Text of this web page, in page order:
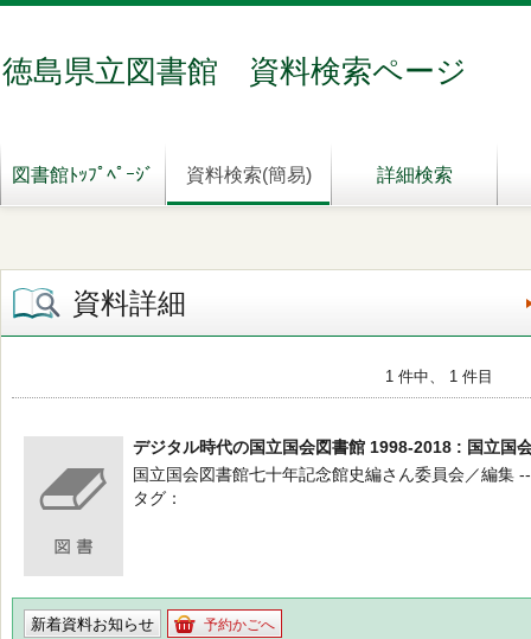
徳島県立図書館 資料検索ページ
図書館ﾄｯﾌﾟﾍﾟｰｼﾞ 資料検索(簡易) 詳細検索
資料詳細
1 件中、 1 件目
デジタル時代の国立国会図書館 1998-2018 : 国立国
国立国会図書館七十年記念館史編さん委員会／編集
タグ
新着資料お知らせ 予約かごへ